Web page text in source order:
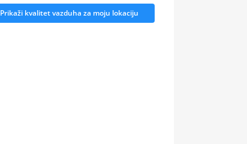
Prikaži kvalitet vazduha za moju lokaciju